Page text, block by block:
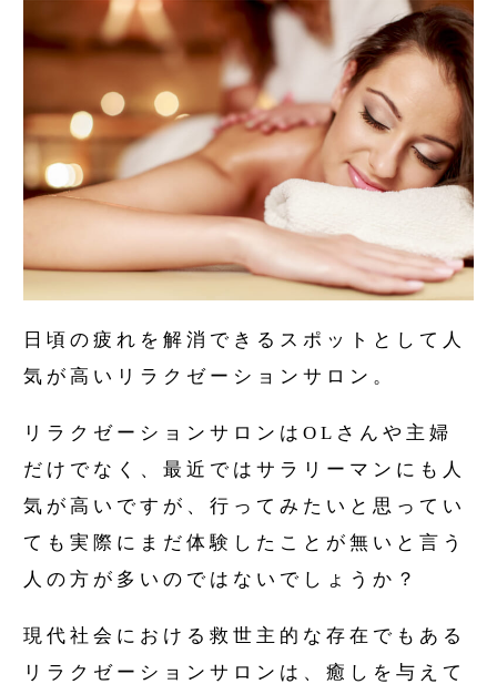
日頃の疲れを解消できるスポットとして人
気が高いリラクゼーションサロン。
リラクゼーションサロンはOLさんや主婦
だけでなく、最近ではサラリーマンにも人
気が高いですが、行ってみたいと思ってい
ても実際にまだ体験したことが無いと言う
人の方が多いのではないでしょうか？
現代社会における救世主的な存在でもある
リラクゼーションサロンは、癒しを与えて